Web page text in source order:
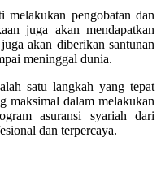
melakukan pengobatan dan
juga akan mendapatkan
akan diberikan santunan
meninggal dunia.
satu langkah yang tepat
maksimal dalam melakukan
asuransi syariah dari
dan terpercaya.